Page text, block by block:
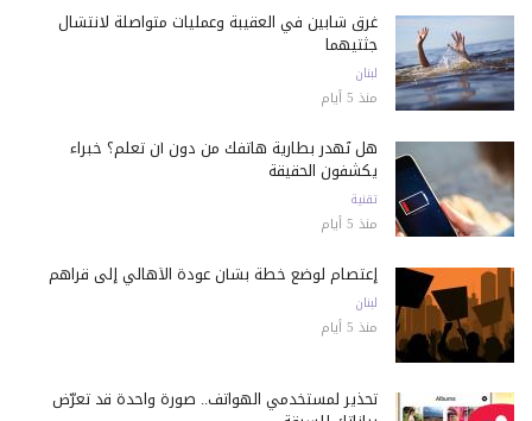
غرق شابين في العقيبة وعمليات متواصلة لانتشال
جثتيهما
لبنان
منذ 5 أيام
هل تُهدر بطارية هاتفك من دون أن تعلم؟ خبراء
يكشفون الحقيقة
تقنية
منذ 5 أيام
إعتصام لوضع خطة بشأن عودة الأهالي إلى قراهم
لبنان
منذ 5 أيام
تحذير لمستخدمي الهواتف.. صورة واحدة قد تعرّض